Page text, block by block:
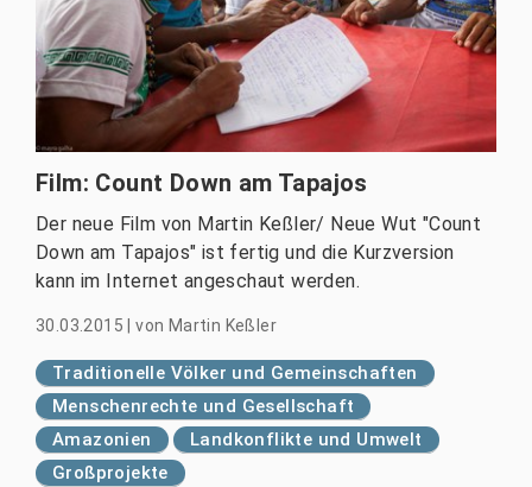
Film: Count Down am Tapajos
Der neue Film von Martin Keßler/ Neue Wut "Count
Down am Tapajos" ist fertig und die Kurzversion
kann im Internet angeschaut werden.
30.03.2015 |von Martin Keßler
Traditionelle Völker und Gemeinschaften
Menschenrechte und Gesellschaft
Amazonien
Landkonflikte und Umwelt
Großprojekte